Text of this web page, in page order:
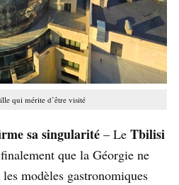
qui mérite d’être visité
sa singularité – Le Tbilisi
que la Géorgie ne
modèles gastronomiques